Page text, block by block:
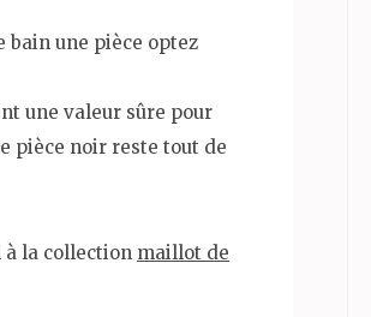
bain une pièce optez
une valeur sûre pour
pièce noir reste tout de
à la collection maillot de